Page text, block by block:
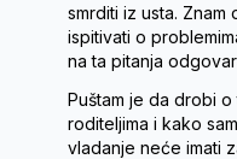
smrditi iz usta. Znam
ispitivati o
na ta pitanja
Puštam je da drobi
roditeljima i kako
vladanje neće imati